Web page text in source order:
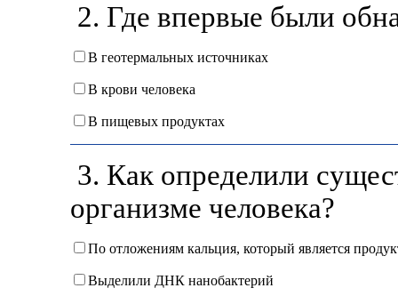
2. Где впервые были
В геотермальных источниках
В крови человека
В пищевых продуктах
3. Как определили
организме человека?
По отложениям кальция, который является
Выделили ДНК нанобактерий